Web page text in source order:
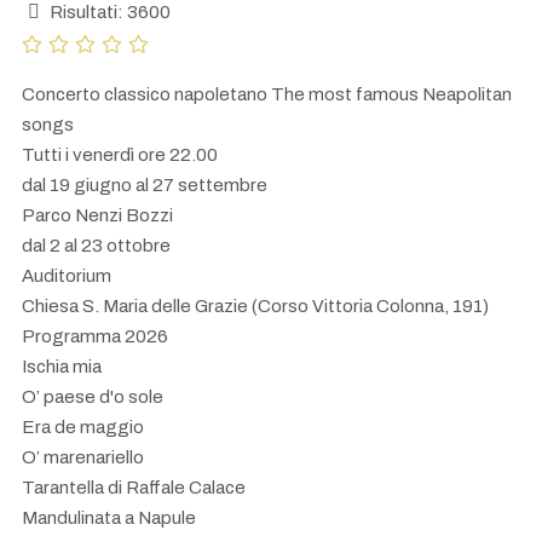
Risultati: 3600
Concerto classico napoletano The most famous Neapolitan
songs
Tutti i venerdì ore 22.00
dal 19 giugno al 27 settembre
Parco Nenzi Bozzi
dal 2 al 23 ottobre
Auditorium
Chiesa S. Maria delle Grazie (Corso Vittoria Colonna, 191)
Programma 2026
Ischia mia
O’ paese d'o sole
Era de maggio
O’ marenariello
Tarantella di Raffale Calace
Mandulinata a Napule